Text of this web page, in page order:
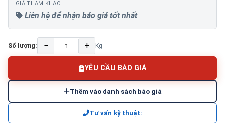
GIÁ THAM KHẢO
Liên hệ để nhận báo giá tốt nhất
Số lượng: − + Kg
YÊU CẦU BÁO GIÁ
Thêm vào danh sách báo giá
Tư vấn kỹ thuật: